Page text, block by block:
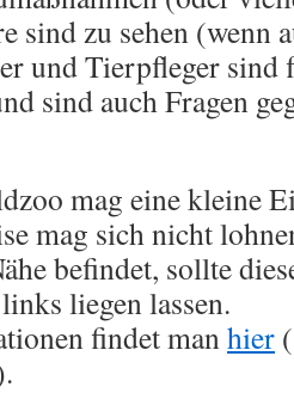
sind zu sehen (wenn
und Tierpfleger
sind auch Fragen
mag eine kleine
mag sich nicht
befindet, sollte
liegen lassen.
findet manhier